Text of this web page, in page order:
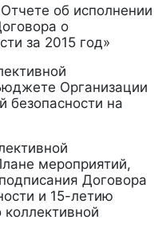
об исполнении
о
за 2015 год»
Организации
безопасности на
мероприятий,
Договора
и 15-летию